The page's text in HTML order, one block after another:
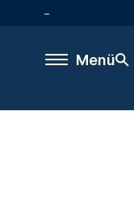
Menü